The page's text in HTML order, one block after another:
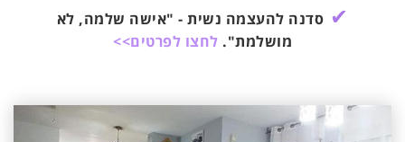
✔ סדנה להעצמה נשית - "אישה שלמה, לא
מושלמת". לחצו לפרטים>>